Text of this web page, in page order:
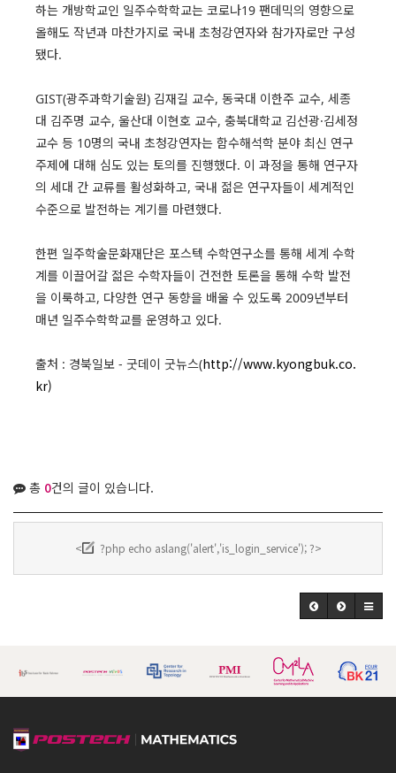
하는 개방학교인 일주수학학교는 코로나19 팬데믹의 영향으로
올해도 작년과 마찬가지로 국내 초청강연자와 참가자로만 구성
됐다.
GIST(광주과학기술원) 김재길 교수, 동국대 이한주 교수, 세종
대 김주명 교수, 울산대 이현호 교수, 충북대학교 김선광·김세정
교수 등 10명의 국내 초청강연자는 함수해석학 분야 최신 연구
주제에 대해 심도 있는 토의를 진행했다. 이 과정을 통해 연구자
의 세대 간 교류를 활성화하고, 국내 젊은 연구자들이 세계적인
수준으로 발전하는 계기를 마련했다.
한편 일주학술문화재단은 포스텍 수학연구소를 통해 세계 수학
계를 이끌어갈 젊은 수학자들이 건전한 토론을 통해 수학 발전
을 이룩하고, 다양한 연구 동향을 배울 수 있도록 2009년부터
매년 일주수학학교를 운영하고 있다.
출처 : 경북일보 - 굿데이 굿뉴스(http://www.kyongbuk.co.
kr)
총 0건의 글이 있습니다.
< ?php echo aslang('alert','is_login_service'); ?>